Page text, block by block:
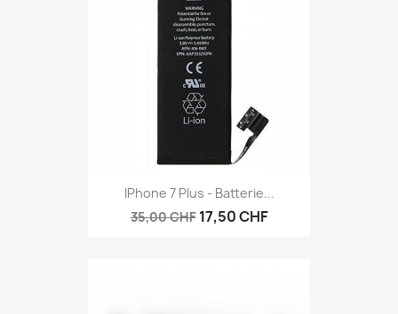
IPhone 7 Plus - Batterie...
35,00 CHF 17,50 CHF